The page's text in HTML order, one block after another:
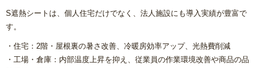
S遮熱シートは、個人住宅だけでなく、法人施設にも導入実績が豊富で
す。
・住宅：2階・屋根裏の暑さ改善、冷暖房効率アップ、光熱費削減
・工場・倉庫：内部温度上昇を抑え、従業員の作業環境改善や商品の品